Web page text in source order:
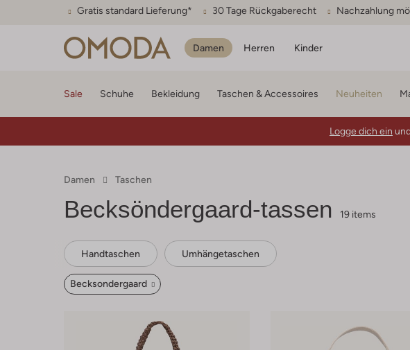
Gratis standard Lieferung* 30 Tage Rückgaberecht Nachzahlung
Damen Herren Kinder
Sale Schuhe Bekleidung Taschen & Accessoires Neuheiten
Logge dich ein
Damen Taschen
Becksöndergaard-tassen 19 items
Handtaschen Umhängetaschen
Becksondergaard